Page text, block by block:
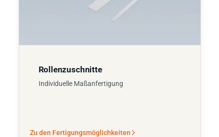
Rollenzuschnitte
Individuelle Maßanfertigung
Zu den Fertigungsmöglichkeiten